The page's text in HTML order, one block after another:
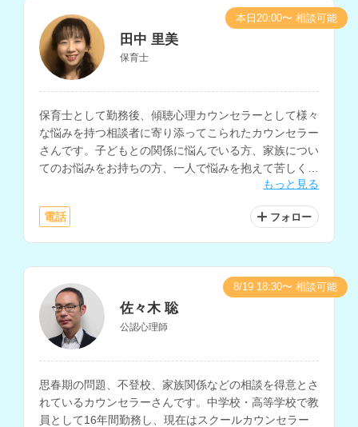
田中 里美
保育士
保育士として勤務後、傾聴心理カウンセラーとして様々
な悩みを持つ相談者に寄り添ってこられたカウンセラー
さんです。子どもとの関係に悩んでいる方、家族につい
てのお悩みをお持ちの方、一人で悩みを抱えて苦しくな
もっと見る
電話 フォロー
本日20:00〜 相談可能
佐々木 聡
公認心理師
思春期の問題、不登校、家族関係などの相談を得意とさ
れているカウンセラーさんです。中学校・高等学校で教
員として16年間勤務し、現在はスクールカウンセラー
8/19 18:30〜 相談可能